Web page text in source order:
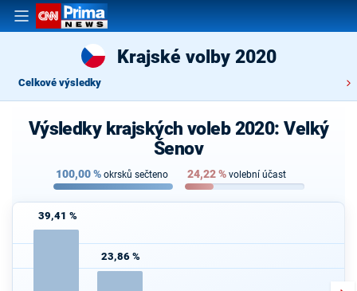
Krajské volby 2020
Celkové výsledky
Výsledky krajských voleb 2020: Velký
Šenov
100,00% okrsků sečteno 24,22% volební účast
39,41 %
23,86 %